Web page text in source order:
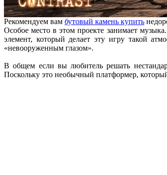
Рекомендуем вам бутовый камень купить
Особое место в этом проекте занимает
элемент, который делает эту игру такой
«невооруженным глазом».
В общем если вы любитель решать
Поскольку это необычный платформер,